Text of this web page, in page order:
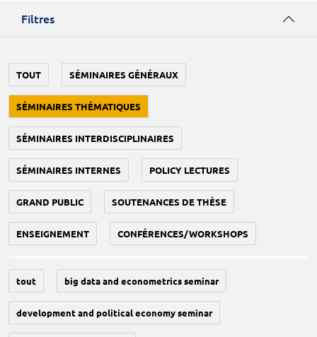
Filtres
TOUT SÉMINAIRES GÉNÉRAUX
SÉMINAIRES THÉMATIQUES
SÉMINAIRES INTERDISCIPLINAIRES
SÉMINAIRES INTERNES POLICY LECTURES
GRAND PUBLIC SOUTENANCES DE THÈSE
ENSEIGNEMENT CONFÉRENCES/WORKSHOPS
tout big data and econometrics seminar
development and political economy seminar